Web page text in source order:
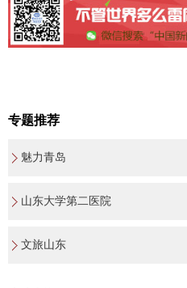
专题推荐
魅力青岛
山东大学第二医院
文旅山东